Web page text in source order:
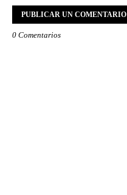
PUBLICAR UN COMENTARIO
0 Comentarios